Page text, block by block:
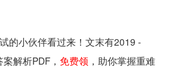
的小伙伴看过来！文末有2019 -
解析PDF， 免费领 ，助你掌握重难